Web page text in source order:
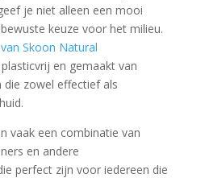
je niet alleen een mooi
keuze voor het milieu.
Skoon Natural
en gemaakt van
zowel effectief als
vaak een combinatie van
en andere
perfect zijn voor iedereen die